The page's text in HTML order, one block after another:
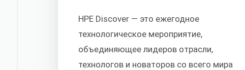
HPE Discover — это ежегодное
технологическое мероприятие,
объединяющее лидеров отрасли,
технологов и новаторов со всего мира